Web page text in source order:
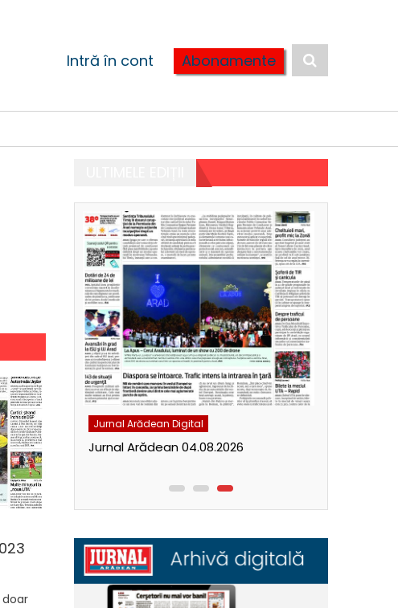
Intră în cont Abonamente
Jurnal Arădean Digital
Jurnal Arădean 04.08.2026